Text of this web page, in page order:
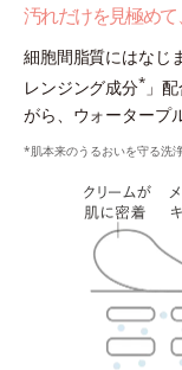
汚れだけを見極め
細胞間脂質にはなじ
レンジング成分*」
がら、ウォータープ
*肌本来のうるおいを守る洗